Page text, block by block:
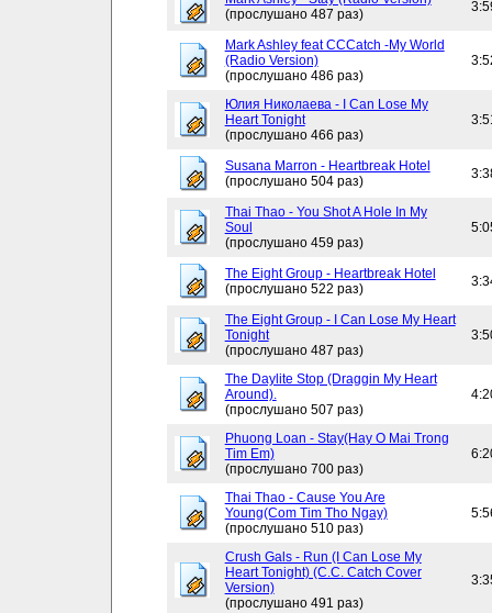
(прослушано 487 раз)
Mark Ashley feat CCCatch -My World
(Radio Version)
(прослушано 486 раз)
Юлия Николаева - I Can Lose My
Heart Tonight
(прослушано 466 раз)
Susana Marron - Heartbreak Hotel
(прослушано 504 раз)
Thai Thao - You Shot A Hole In My
Soul
(прослушано 459 раз)
The Eight Group - Heartbreak Hotel
(прослушано 522 раз)
The Eight Group - I Can Lose My Heart
Tonight
(прослушано 487 раз)
The Daylite Stop (Draggin My Heart
Around).
(прослушано 507 раз)
Phuong Loan - Stay(Hay O Mai Trong
Tim Em)
(прослушано 700 раз)
Thai Thao - Cause You Are
Young(Com Tim Tho Ngay)
(прослушано 510 раз)
Crush Gals - Run (I Can Lose My
Heart Tonight) (C.C. Catch Cover
Version)
(прослушано 491 раз)